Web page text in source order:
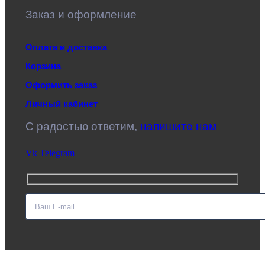
Заказ и оформление
Оплата и доставка
Корзина
Оформить заказ
Личный кабинет
C радостью ответим, напишите нам
Vk Telegram